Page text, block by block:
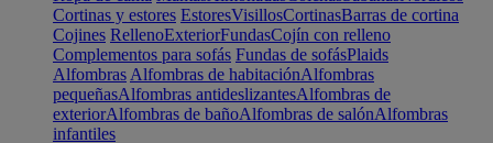
Cortinas y estores EstoresVisillosCortinasBarras de cortina
Cojines RellenoExteriorFundasCojín con relleno
Complementos para sofás Fundas de sofásPlaids
Alfombras Alfombras de habitaciónAlfombras
pequeñasAlfombras antideslizantesAlfombras de
exteriorAlfombras de bañoAlfombras de salónAlfombras
infantiles